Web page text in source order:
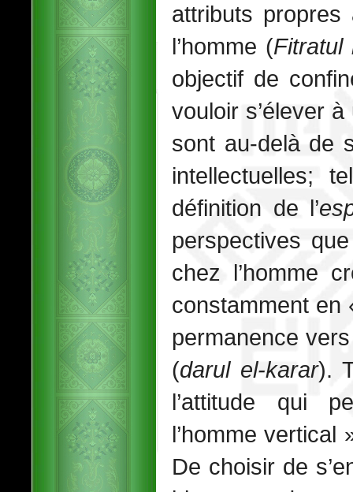
attributs
l’homme (Fitratul
objectif de
vouloir s’élever
sont au-delà de
intellectuelles;
définition de l’
perspectives
chez l’homme
constamment en
permanence
(darul el-karar).
l’attitude qui
l’homme vertical
De choisir de